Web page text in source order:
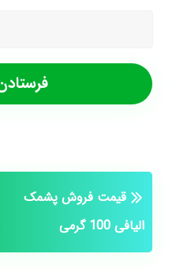
قیمت فروش پشمک
الیافی 100 گرمی